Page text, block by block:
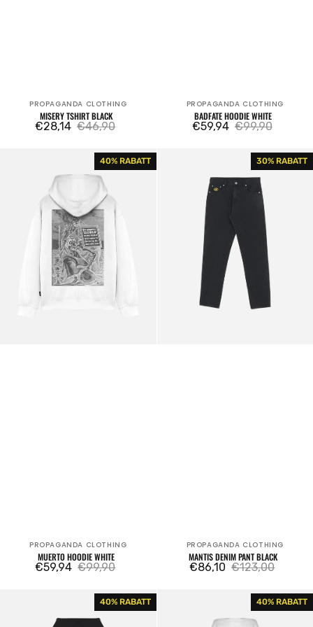
Verkäufer:
PROPAGANDA CLOTHING
MISERY TSHIRT BLACK
Verkaufspreis
€28,14
Regulärer
Preis
€46,90
Verkäufer:
PROPAGANDA CLOTHING
BADFATE HOODIE WHITE
Verkaufspreis
€59,94
Regulärer
Preis
€99,90
40% RABATT
Verkäufer:
PROPAGANDA CLOTHING
MUERTO HOODIE WHITE
Verkaufspreis
€59,94
Regulärer
Preis
€99,90
Mantis
Denim
30% RABATT
Verkäufer:
PROPAGANDA CLOTHING
MANTIS DENIM PANT BLACK
Verkaufspreis
€86,10
Regulärer
Preis
€123,00
40% RABATT Ribs
Snake
40% RABATT